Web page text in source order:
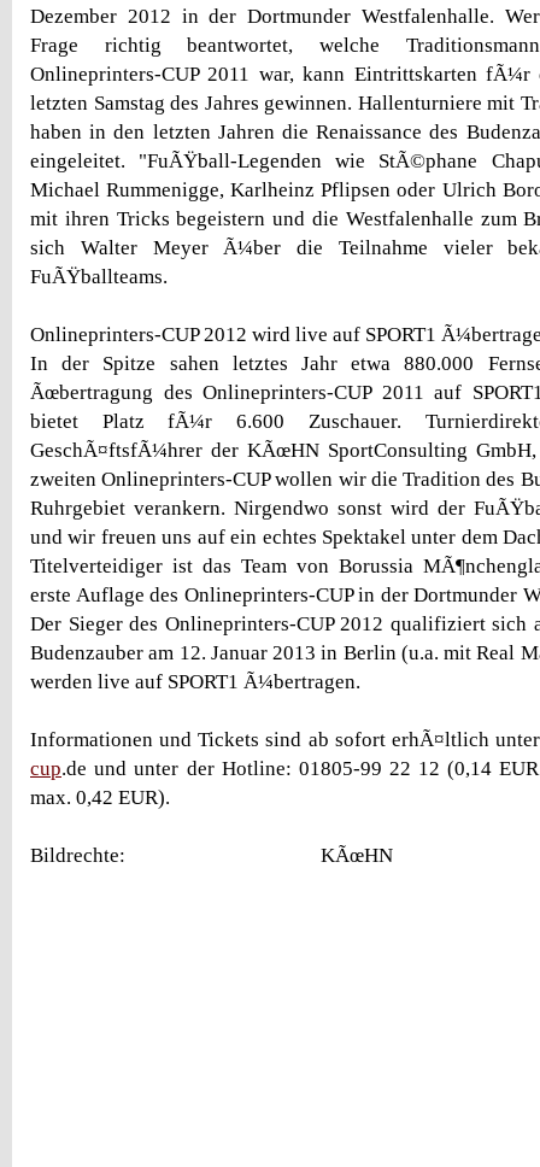
Dezember 2012 in der Dortmunder Westfalenhalle.
Frage richtig beantwortet, welche
Onlineprinters-CUP 2011 war, kann Eintrittskarten fÃ¼r
letzten Samstag des Jahres gewinnen. Hallenturniere mit
haben in den letzten Jahren die Renaissance des
eingeleitet. "FuÃŸball-Legenden wie StÃ©phane
Michael Rummenigge, Karlheinz Pflipsen oder Ulrich
mit ihren Tricks begeistern und die Westfalenhalle zum
sich Walter Meyer Ã¼ber die Teilnahme vieler
FuÃŸballteams.
Onlineprinters-CUP 2012 wird live auf SPORT1
In der Spitze sahen letztes Jahr etwa 880.000
Ãœbertragung des Onlineprinters-CUP 2011 auf
bietet Platz fÃ¼r 6.600 Zuschauer.
GeschÃ¤ftsfÃ¼hrer der KÃœHN SportConsulting
zweiten Onlineprinters-CUP wollen wir die Tradition des
Ruhrgebiet verankern. Nirgendwo sonst wird der
und wir freuen uns auf ein echtes Spektakel unter dem
Titelverteidiger ist das Team von Borussia
erste Auflage des Onlineprinters-CUP in der Dortmunder
Der Sieger des Onlineprinters-CUP 2012 qualifiziert sich
Budenzauber am 12. Januar 2013 in Berlin (u.a. mit Real
werden live auf SPORT1 Ã¼bertragen.
Informationen und Tickets sind ab sofort erhÃ¤ltlich
cup.de und unter der Hotline: 01805-99 22 12 (0,14
max. 0,42 EUR).
Bildrechte: KÃœHN